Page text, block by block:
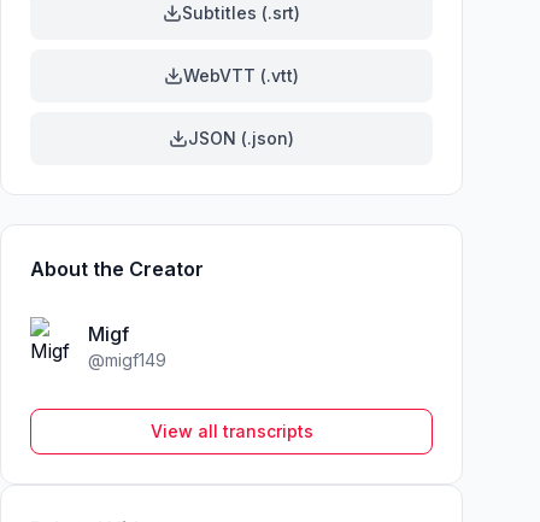
Subtitles (.srt)
WebVTT (.vtt)
JSON (.json)
About the Creator
Migf
@migf149
View all transcripts